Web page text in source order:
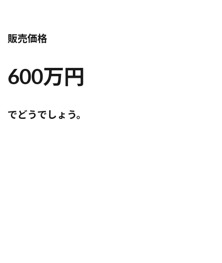
販売価格
600万円
でどうでしょう。